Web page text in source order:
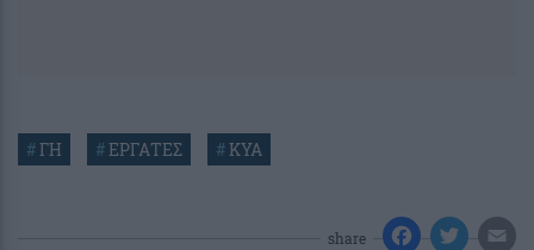
#ΓΗ #ΕΡΓΑΤΕΣ #ΚΥΑ
share